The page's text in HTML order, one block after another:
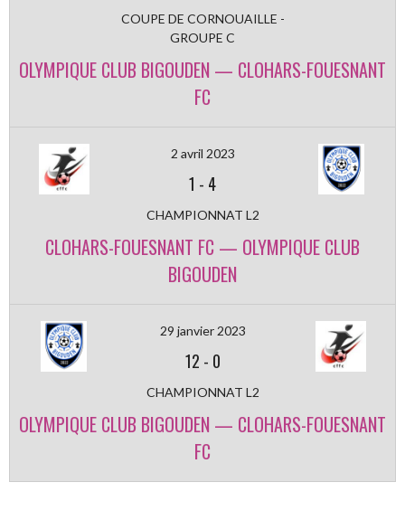
COUPE DE CORNOUAILLE -
GROUPE C
OLYMPIQUE CLUB BIGOUDEN — CLOHARS-FOUESNANT
FC
2 avril 2023
1 - 4
CHAMPIONNAT L2
CLOHARS-FOUESNANT FC — OLYMPIQUE CLUB
BIGOUDEN
29 janvier 2023
12 - 0
CHAMPIONNAT L2
OLYMPIQUE CLUB BIGOUDEN — CLOHARS-FOUESNANT
FC